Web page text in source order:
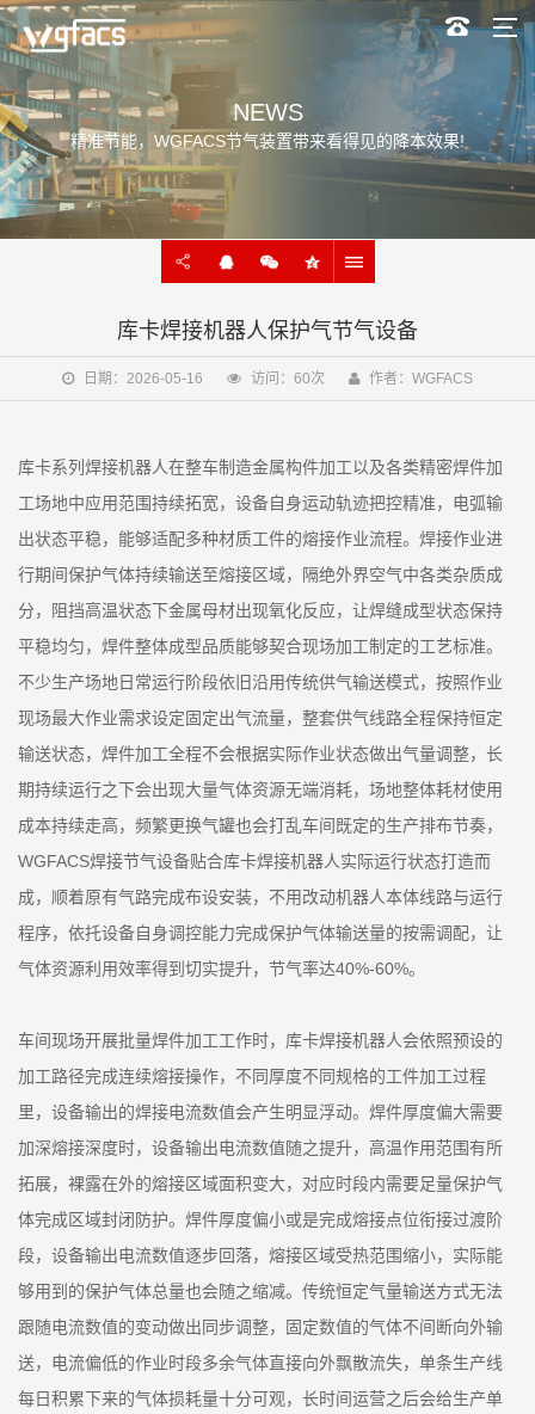
NEWS
精准节能，WGFACS节气装置带来看得见的降本效果!
库卡焊接机器人保护气节气设备
日期：2026-05-16 访问：60次 作者：WGFACS
库卡系列焊接机器人在整车制造金属构件加工以及各类精密焊件加
工场地中应用范围持续拓宽，设备自身运动轨迹把控精准，电弧输
出状态平稳，能够适配多种材质工件的熔接作业流程。焊接作业进
行期间保护气体持续输送至熔接区域，隔绝外界空气中各类杂质成
分，阻挡高温状态下金属母材出现氧化反应，让焊缝成型状态保持
平稳均匀，焊件整体成型品质能够契合现场加工制定的工艺标准。
不少生产场地日常运行阶段依旧沿用传统供气输送模式，按照作业
现场最大作业需求设定固定出气流量，整套供气线路全程保持恒定
输送状态，焊件加工全程不会根据实际作业状态做出气量调整，长
期持续运行之下会出现大量气体资源无端消耗，场地整体耗材使用
成本持续走高，频繁更换气罐也会打乱车间既定的生产排布节奏，
WGFACS焊接节气设备贴合库卡焊接机器人实际运行状态打造而
成，顺着原有气路完成布设安装，不用改动机器人本体线路与运行
程序，依托设备自身调控能力完成保护气体输送量的按需调配，让
气体资源利用效率得到切实提升，节气率达40%-60%。
车间现场开展批量焊件加工工作时，库卡焊接机器人会依照预设的
加工路径完成连续熔接操作，不同厚度不同规格的工件加工过程
里，设备输出的焊接电流数值会产生明显浮动。焊件厚度偏大需要
加深熔接深度时，设备输出电流数值随之提升，高温作用范围有所
拓展，裸露在外的熔接区域面积变大，对应时段内需要足量保护气
体完成区域封闭防护。焊件厚度偏小或是完成熔接点位衔接过渡阶
段，设备输出电流数值逐步回落，熔接区域受热范围缩小，实际能
够用到的保护气体总量也会随之缩减。传统恒定气量输送方式无法
跟随电流数值的变动做出同步调整，固定数值的气体不间断向外输
送，电流偏低的作业时段多余气体直接向外飘散流失，单条生产线
每日积累下来的气体损耗量十分可观，长时间运营之后会给生产单